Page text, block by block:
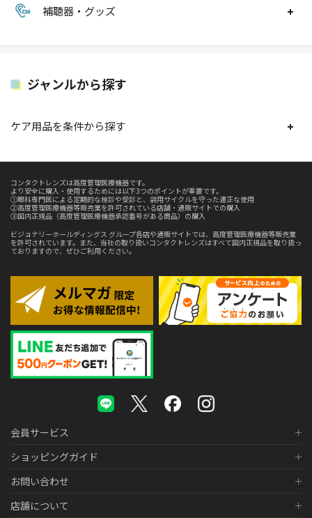
補聴器・グッズ
ジャンルから探す
ケア用品を条件から探す
コンタクトレンズは高度管理医療機器です。
より安全に購入・使用するためには以下3つのポイントが重要です。
①眼科専門医による定期的な検診や受診と、装用サイクルを守った適正な使用
②高度管理医療機器等販売業を許可されている店舗・通販サイトでの購入
③国内正規品（高度管理医療機器承認番号がある商品）の購入
ビジョナリーホールディングス グループ各店や通販サイトでは、高度管理医療機器等販売業
を許可されています。また、当社の取り扱いコンタクトレンズはすべて国内正規品を取り扱っ
ておりますので、ぜひご利用ください。
会員サービス
ショッピングガイド
お問い合わせ
店舗について